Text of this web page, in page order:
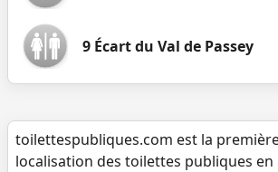
9 Écart du Val de Passey
toilettespubliques.com est la
localisation des toilettes publiques en